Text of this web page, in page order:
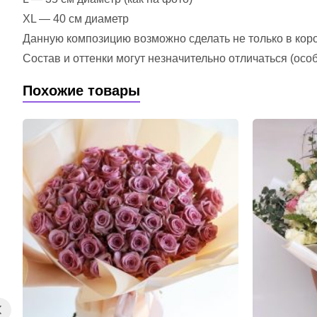
XL — 40 см диаметр
Данную композицию возможно сделать не только в
Состав и оттенки могут незначительно отличаться
Похожие товары